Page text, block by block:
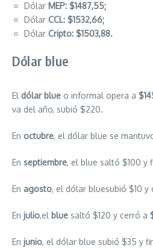
Dólar MEP: $1487,55;
Dólar CCL: $1532,66;
Dólar Cripto: $1503,88.
Dólar blue
El dólar blue o informal opera a
va del año, subió $220.
En octubre, el dólar blue se
En septiembre, el blue saltó $100 y
En agosto, el dólar bluesubió $10 y
En julio,el blue saltó $120 y cerró a
En junio, el dólar blue subió $35 y